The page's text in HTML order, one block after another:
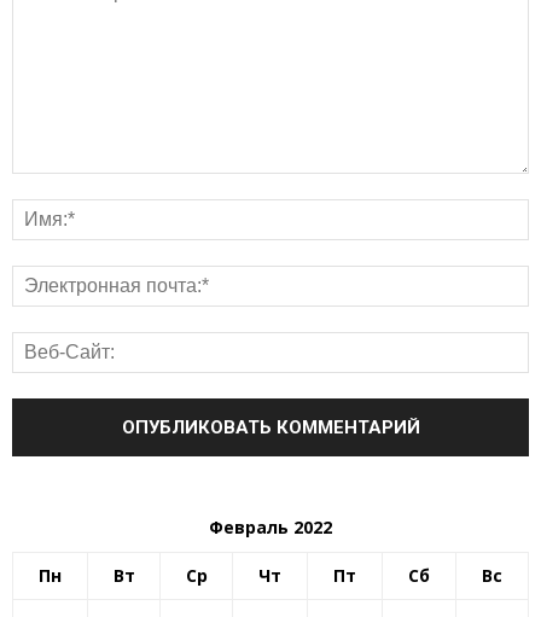
Февраль 2022
Пн Вт Ср Чт Пт Сб Вс